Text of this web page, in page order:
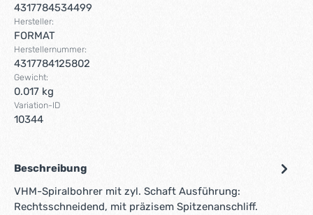
4317784534499
Hersteller:
FORMAT
Herstellernummer:
4317784125802
Gewicht:
0.017 kg
Variation-ID
10344
Beschreibung
VHM-Spiralbohrer mit zyl. Schaft Ausführung:
Rechtsschneidend, mit präzisem Spitzenanschliff.